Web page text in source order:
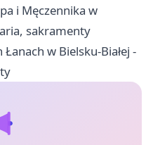
i Męczennika w
sakramenty
w Bielsku-Białej -